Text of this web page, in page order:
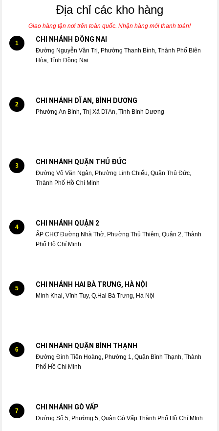
Địa chỉ các kho hàng
Giao hàng tận nơi trên toàn quốc. Nhận hàng mới thanh toán!
1 CHI NHÁNH ĐỒNG NAI
Đường Nguyễn Văn Trị, Phường Thanh Bình, Thành Phố Biên
Hòa, Tỉnh Đồng Nai
2 CHI NHÁNH DĨ AN, BÌNH DƯƠNG
Phường An Bình, Thị Xã Dĩ An, Tỉnh Bình Dương
3 CHI NHÁNH QUẬN THỦ ĐỨC
Đường Võ Văn Ngân, Phường Linh Chiểu, Quận Thủ Đức,
Thành Phố Hồ Chí Minh
4 CHI NHÁNH QUẬN 2
ẤP CHỢ Đường Nhà Thờ, Phường Thủ Thiêm, Quận 2, Thành
Phố Hồ Chí Minh
5 CHI NHÁNH HAI BÀ TRƯNG, HÀ NỘI
Minh Khai, Vĩnh Tuy, Q.Hai Bà Trưng, Hà Nội
6 CHI NHÁNH QUẬN BÌNH THẠNH
Đường Đinh Tiên Hoàng, Phường 1, Quận Bình Thạnh, Thành
Phố Hồ Chí Minh
7 CHI NHÁNH GÒ VẤP
Đường Số 5, Phường 5, Quận Gò Vấp Thành Phố Hồ Chí MInh